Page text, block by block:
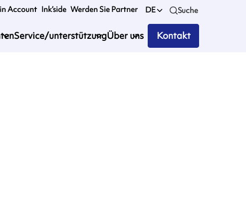
Account Ink’side Werden Sie Partner DE Suche
Service/unterstützungÜber uns Kontakt